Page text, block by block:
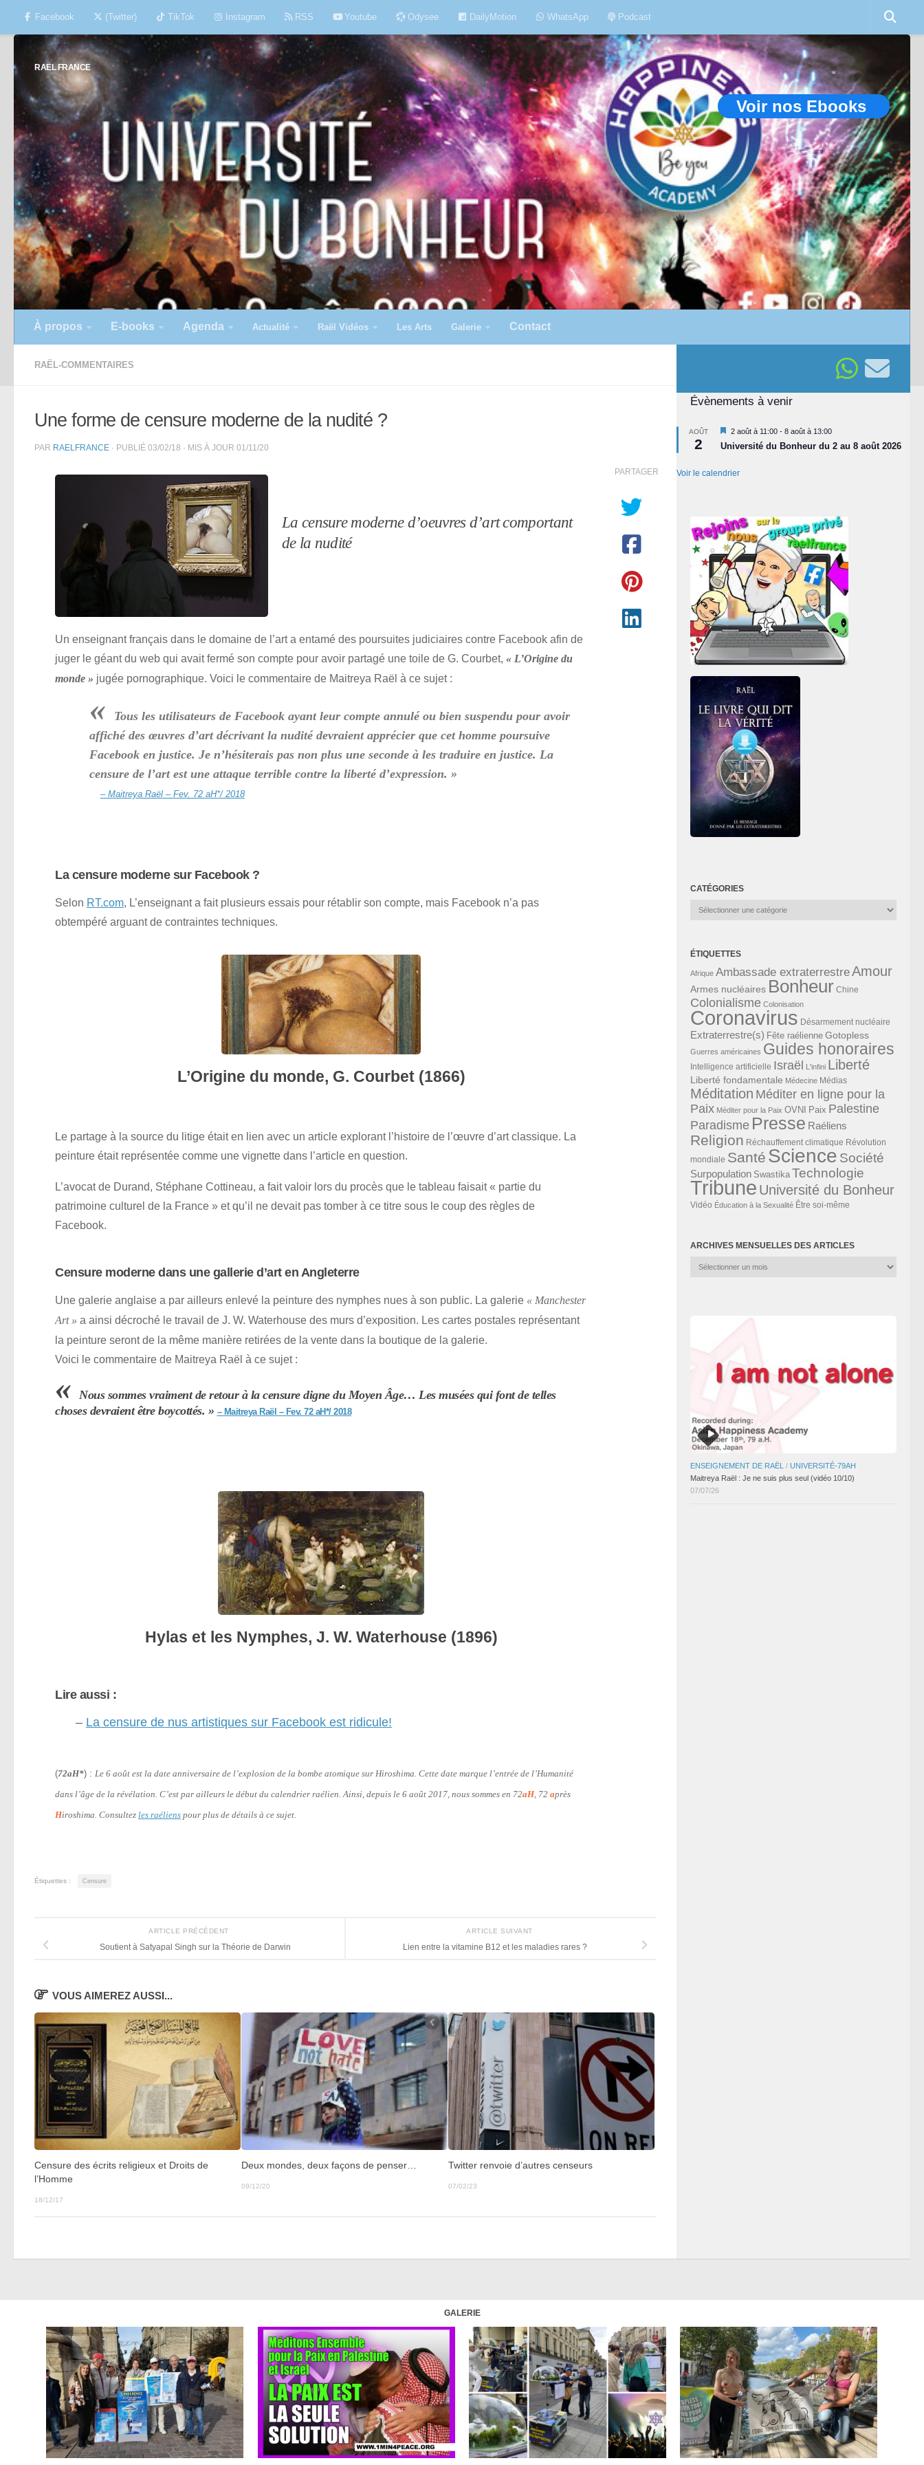
Skip to content
Facebook (Twitter) TikTok Instagram RSS Youtube Odysee DailyMotion WhatsApp Podcast
RAËL FRANCE
Voir nos Ebooks
À propos E-books Agenda Actualité Raël Vidéos Les Arts Galerie Contact
RAËL-COMMENTAIRES
Une forme de censure moderne de la nudité ?
PAR RAELFRANCE · PUBLIÉ 03/02/18 · MIS À JOUR 01/11/20
La censure moderne d’oeuvres d’art comportant
de la nudité
Un enseignant français dans le domaine de l’art a entamé des poursuites judiciaires contre Facebook afin de
juger le géant du web qui avait fermé son compte pour avoir partagé une toile de G. Courbet, « L’Origine du
monde » jugée pornographique. Voici le commentaire de Maitreya Raël à ce sujet :
«
Tous les utilisateurs de Facebook ayant leur compte annulé ou bien suspendu pour avoir
affiché des œuvres d’art décrivant la nudité devraient apprécier que cet homme poursuive
Facebook en justice. Je n’hésiterais pas non plus une seconde à les traduire en justice. La
censure de l’art est une attaque terrible contre la liberté d’expression. »
– Maitreya Raël – Fev. 72 aH*/ 2018
La censure moderne sur Facebook ?
Selon RT.com, L’enseignant a fait plusieurs essais pour rétablir son compte, mais Facebook n’a pas
obtempéré arguant de contraintes techniques.
L’Origine du monde, G. Courbet (1866)
Le partage à la source du litige était en lien avec un article explorant l’histoire de l’œuvre d’art classique. La
peinture était représentée comme une vignette dans l’article en question.
L’avocat de Durand, Stéphane Cottineau, a fait valoir lors du procès que le tableau faisait « partie du
patrimoine culturel de la France » et qu’il ne devait pas tomber à ce titre sous le coup des règles de
Facebook.
Censure moderne dans une gallerie d’art en Angleterre
Une galerie anglaise a par ailleurs enlevé la peinture des nymphes nues à son public. La galerie « Manchester
Art » a ainsi décroché le travail de J. W. Waterhouse des murs d’exposition. Les cartes postales représentant
la peinture seront de la même manière retirées de la vente dans la boutique de la galerie.
Voici le commentaire de Maitreya Raël à ce sujet :
«
Nous sommes vraiment de retour à la censure digne du Moyen Âge… Les musées qui font de telles
choses devraient être boycottés. » – Maitreya Raël – Fev. 72 aH*/ 2018
Hylas et les Nymphes, J. W. Waterhouse (1896)
Lire aussi :
– La censure de nus artistiques sur Facebook est ridicule!
(72aH*) : Le 6 août est la date anniversaire de l’explosion de la bombe atomique sur Hiroshima. Cette date marque l’entrée de l’Humanité
dans l’âge de la révélation. C’est par ailleurs le début du calendrier raélien. Ainsi, depuis le 6 août 2017, nous sommes en 72aH, 72 après
Hiroshima. Consultez les raéliens pour plus de détails à ce sujet.
PARTAGER
Étiquettes : Censure
ARTICLE SUIVANT
Lien entre la vitamine B12 et les maladies rares ?
ARTICLE PRÉCÉDENT
Soutient à Satyapal Singh sur la Théorie de Darwin
VOUS AIMEREZ AUSSI...
Censure des écrits religieux et Droits de
l’Homme
18/12/17
Deux mondes, deux façons de penser…
09/12/20
Twitter renvoie d’autres censeurs
07/02/23
Évènements à venir
AOÛT
2
Mis
en
avant
2 août à 11:00 - 8 août à 13:00
Université du Bonheur du 2 au 8 août 2026
Voir le calendrier
CATÉGORIES
Catégories
ÉTIQUETTES
Afrique Ambassade extraterrestreAmour
Armes nucléaires Bonheur Chine
Colonialisme Colonisation
Coronavirus Désarmement nucléaire
Extraterrestre(s) Fête raélienne Gotopless
Guerres américaines Guides honoraires
Intelligence artificielle Israël L'infini Liberté
Liberté fondamentale Médecine Médias
Méditation Méditer en ligne pour la
Paix Méditer pour la Paix OVNI Paix Palestine
Paradisme Presse Raéliens
Religion Réchauffement climatique Révolution
mondiale Santé Science Société
Surpopulation Swastika Technologie
Tribune Université du Bonheur
Vidéo Éducation à la Sexualité Être soi-même
ARCHIVES MENSUELLES DES ARTICLES
Archives
ENSEIGNEMENT DE RAËL / UNIVERSITÉ-79AH
Maitreya Raël : Je ne suis plus seul (vidéo 10/10)
07/07/26
GALERIE